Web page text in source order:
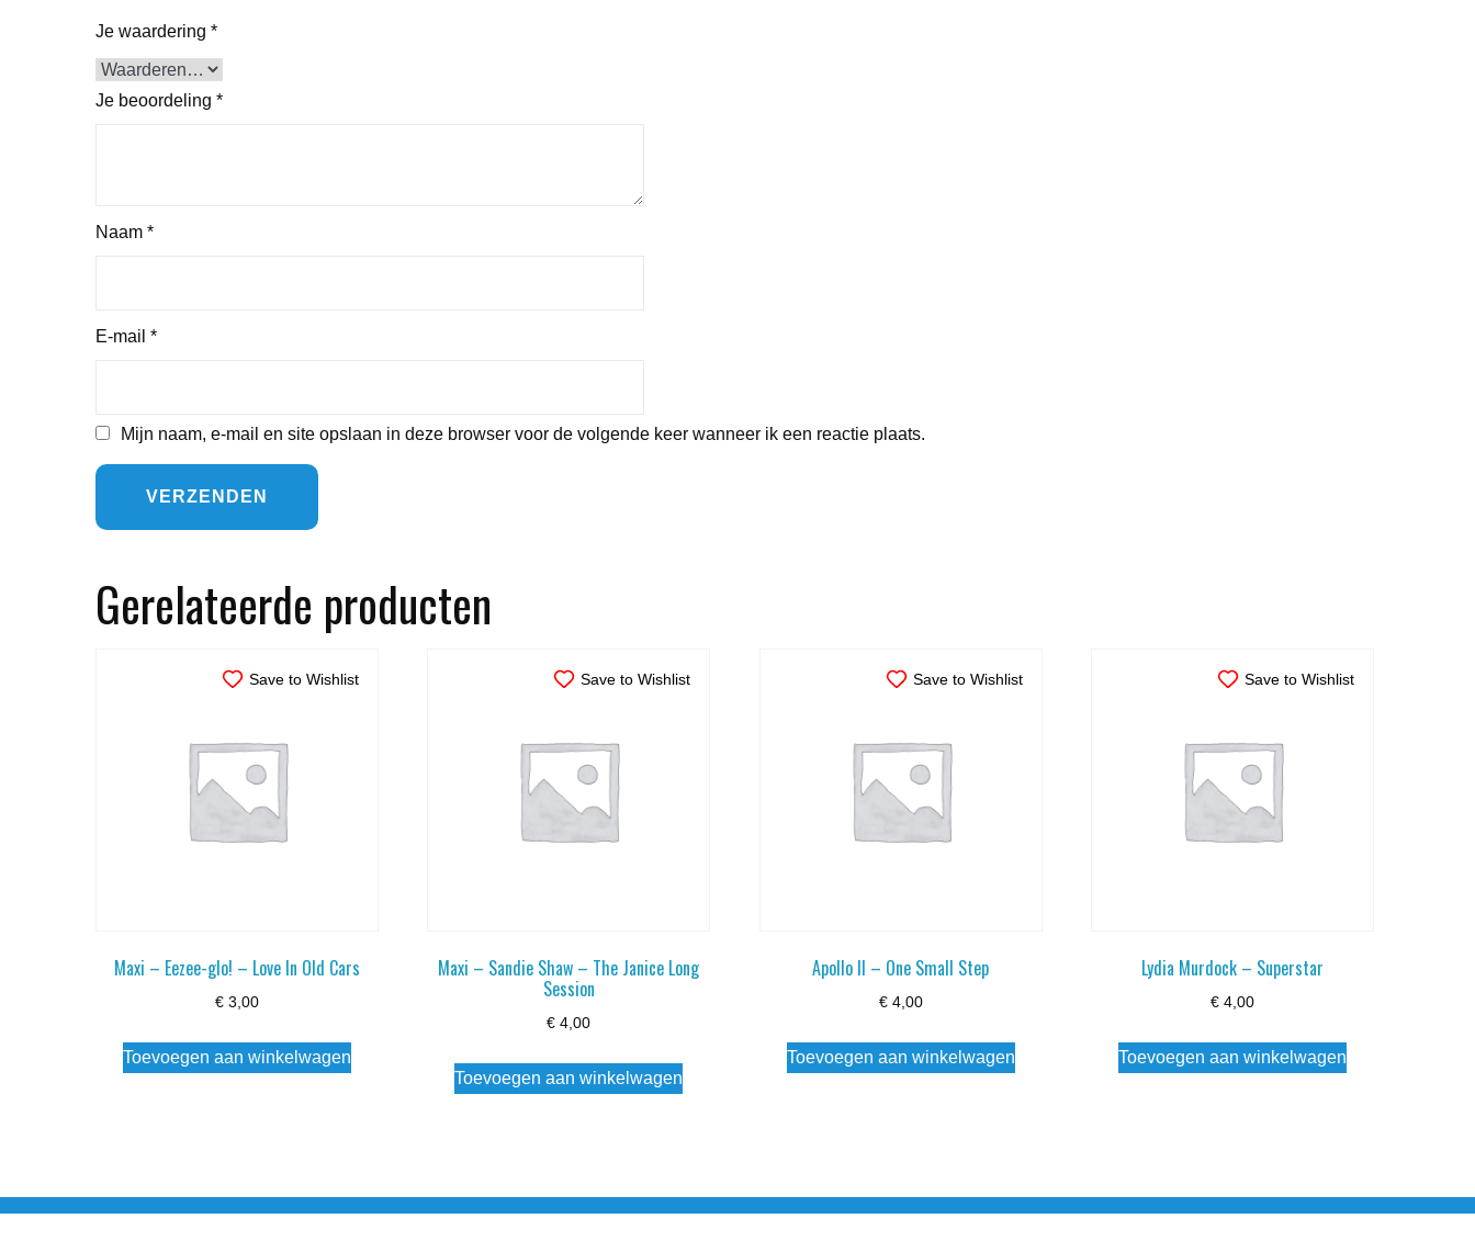
Je waardering *
Je beoordeling *
Naam *
E-mail *
Mijn naam, e-mail en site opslaan in deze browser voor de volgende keer wanneer ik een reactie plaats.
Gerelateerde producten
Save to Wishlist
Maxi – Eezee-glo! – Love In Old Cars
€3,00
Toevoegen aan winkelwagen
Save to Wishlist
Maxi – Sandie Shaw – The Janice Long
Session
€ 4,00
Toevoegen aan winkelwagen
Save to Wishlist
Apollo II – One Small Step
€4,00
Toevoegen aan winkelwagen
Save to Wishlist
Lydia Murdock – Superstar
€ 4,00
Toevoegen aan winkelwagen